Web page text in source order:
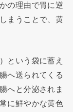
の理由で胃に逆
まうことで、黄
という袋に蓄え
へ送られてくる
へと分泌されま
に鮮やかな黄色